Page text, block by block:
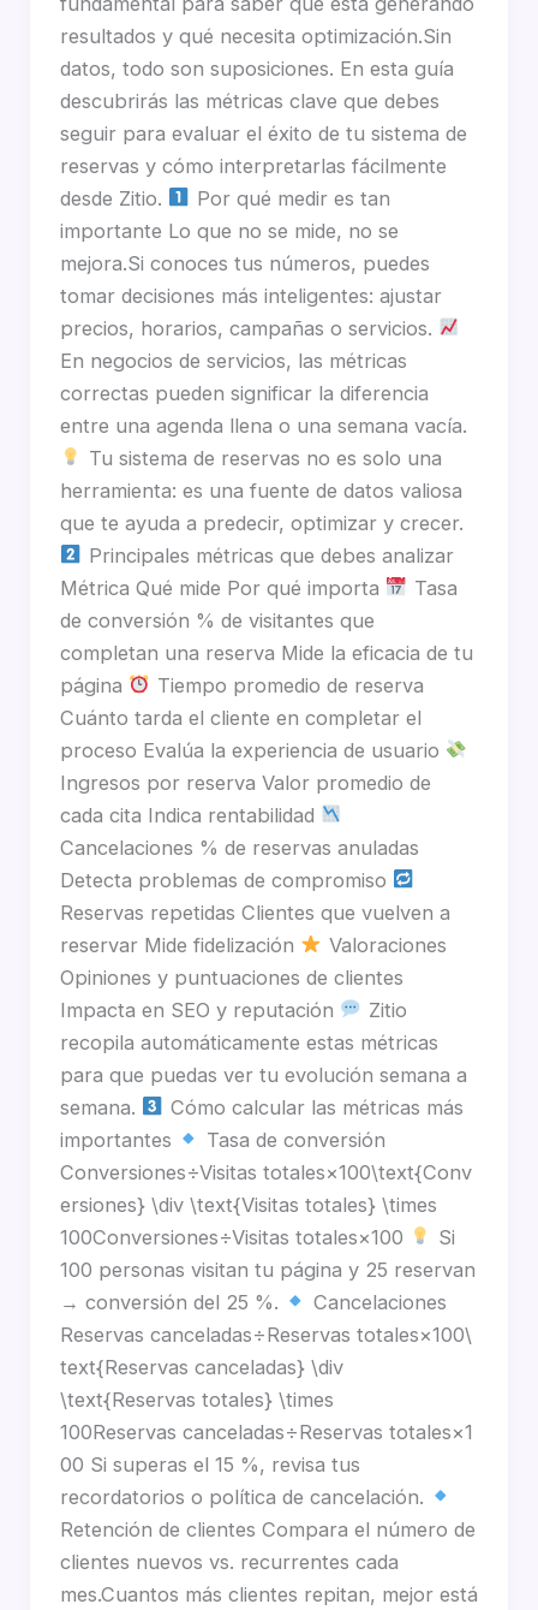
resultados y qué necesita optimización.Sin
datos, todo son suposiciones. En esta guía
descubrirás las métricas clave que debes
seguir para evaluar el éxito de tu sistema de
reservas y cómo interpretarlas fácilmente
desde Zitio.
Por qué medir es tan
importante Lo que no se mide, no se
mejora.Si conoces tus números, puedes
tomar decisiones más inteligentes: ajustar
precios, horarios, campañas o servicios.
En negocios de servicios, las métricas
correctas pueden significar la diferencia
entre una agenda llena o una semana vacía.
Tu sistema de reservas no es solo una
herramienta: es una fuente de datos valiosa
que te ayuda a predecir, optimizar y crecer.
Principales métricas que debes analizar
Métrica Qué mide Por qué importa
Tasa
de conversión % de visitantes que
completan una reserva Mide la eficacia de tu
página
Tiempo promedio de reserva
Cuánto tarda el cliente en completar el
proceso Evalúa la experiencia de usuario
Ingresos por reserva Valor promedio de
cada cita Indica rentabilidad
Cancelaciones % de reservas anuladas
Detecta problemas de compromiso
Reservas repetidas Clientes que vuelven a
reservar Mide fidelización
Valoraciones
Opiniones y puntuaciones de clientes
Impacta en SEO y reputación
Zitio
recopila automáticamente estas métricas
para que puedas ver tu evolución semana a
semana.
Cómo calcular las métricas más
importantes
Tasa de conversión
Conversiones÷Visitas totales×100\text{Conv
ersiones} \div \text{Visitas totales} \times
100Conversiones÷Visitas totales×100
Si
100 personas visitan tu página y 25 reservan
→ conversión del 25 %.
Cancelaciones
Reservas canceladas÷Reservas totales×100\
text{Reservas canceladas} \div
\text{Reservas totales} \times
100Reservas canceladas÷Reservas totales×1
00 Si superas el 15 %, revisa tus
recordatorios o política de cancelación.
Retención de clientes Compara el número de
clientes nuevos vs. recurrentes cada
mes.Cuantos más clientes repitan, mejor está